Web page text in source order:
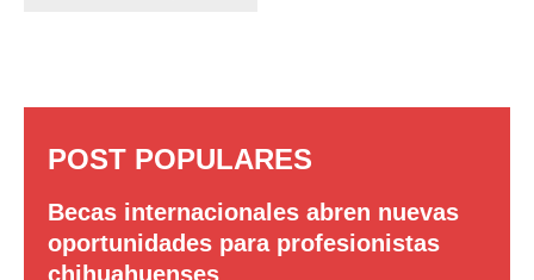
POST POPULARES
Becas internacionales abren nuevas
oportunidades para profesionistas
chihuahuenses